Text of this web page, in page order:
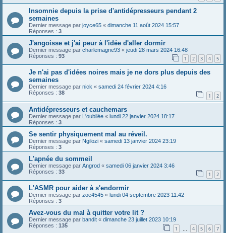
Insomnie depuis la prise d'antidépresseurs pendant 2
semaines
Dernier message par joyce65 « dimanche 11 août 2024 15:57
Réponses : 3
J'angoisse et j'ai peur à l'idée d'aller dormir
Dernier message par charlemagne93 « jeudi 28 mars 2024 16:48
Réponses : 93 1 2 3 4 5
Je n'ai pas d'idées noires mais je ne dors plus depuis des
semaines
Dernier message par nick « samedi 24 février 2024 4:16
Réponses : 38 1 2
Antidépresseurs et cauchemars
Dernier message par L'oubliée « lundi 22 janvier 2024 18:17
Réponses : 3
Se sentir physiquement mal au réveil.
Dernier message par Ngilozi « samedi 13 janvier 2024 23:19
Réponses : 3
L'apnée du sommeil
Dernier message par Angrod « samedi 06 janvier 2024 3:46
Réponses : 33 1 2
L'ASMR pour aider à s'endormir
Dernier message par zoe4545 « lundi 04 septembre 2023 11:42
Réponses : 3
Avez-vous du mal à quitter votre lit ?
Dernier message par bandit « dimanche 23 juillet 2023 10:19
Réponses : 135 1 4 5 6 7